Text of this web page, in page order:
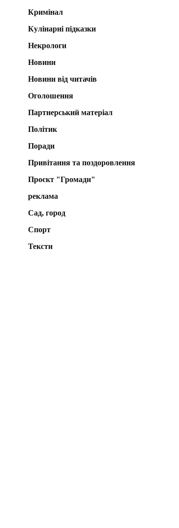
Кримінал
Кулінарні підказки
Некрологи
Новини
Новини від читачів
Оголошення
Партнерський матеріал
Політик
Поради
Привітання та поздоровлення
Проєкт "Громади"
реклама
Сад, город
Спорт
Тексти